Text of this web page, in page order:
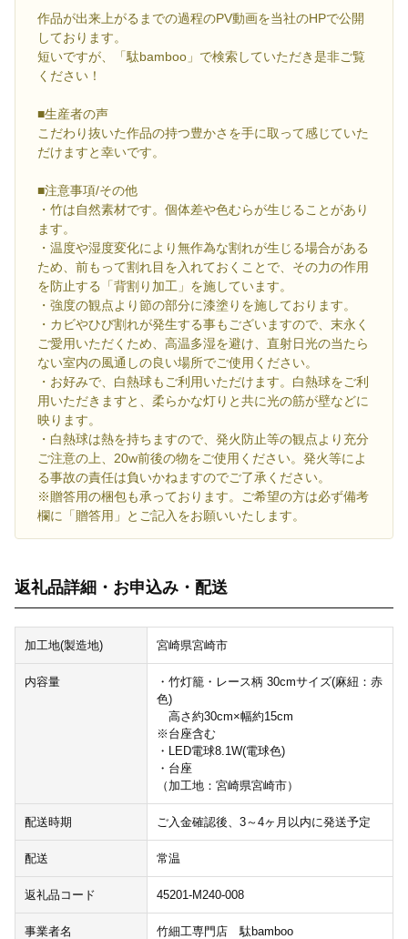
作品が出来上がるまでの過程のPV動画を当社のHPで公開
しております。
短いですが、「駄bamboo」で検索していただき是非ご覧
ください！
■生産者の声
こだわり抜いた作品の持つ豊かさを手に取って感じていた
だけますと幸いです。
■注意事項/その他
・竹は自然素材です。個体差や色むらが生じることがあり
ます。
・温度や湿度変化により無作為な割れが生じる場合がある
ため、前もって割れ目を入れておくことで、その力の作用
を防止する「背割り加工」を施しています。
・強度の観点より節の部分に漆塗りを施しております。
・カビやひび割れが発生する事もございますので、末永く
ご愛用いただくため、高温多湿を避け、直射日光の当たら
ない室内の風通しの良い場所でご使用ください。
・お好みで、白熱球もご利用いただけます。白熱球をご利
用いただきますと、柔らかな灯りと共に光の筋が壁などに
映ります。
・白熱球は熱を持ちますので、発火防止等の観点より充分
ご注意の上、20w前後の物をご使用ください。発火等によ
る事故の責任は負いかねますのでご了承ください。
※贈答用の梱包も承っております。ご希望の方は必ず備考
欄に「贈答用」とご記入をお願いいたします。
返礼品詳細・お申込み・配送
加工地(製造地) 宮崎県宮崎市
内容量
・竹灯籠・レース柄 30cmサイズ(麻紐：赤
色)
高さ約30cm×幅約15cm
※台座含む
・LED電球8.1W(電球色)
・台座
（加工地：宮崎県宮崎市）
配送時期 ご入金確認後、3～4ヶ月以内に発送予定
配送 常温
返礼品コード 45201-M240-008
事業者名 竹細工専門店 駄bamboo